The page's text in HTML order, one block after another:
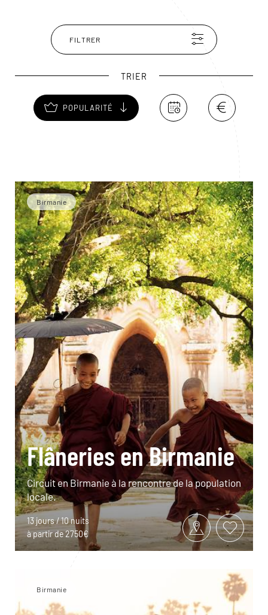
FILTRER
TRIER
POPULARITÉ
Birmanie
Flâneries en Birmanie
Circuit en Birmanie à la rencontre de la population
locale.
13 jours / 10 nuits
à partir de 2750€
Birmanie